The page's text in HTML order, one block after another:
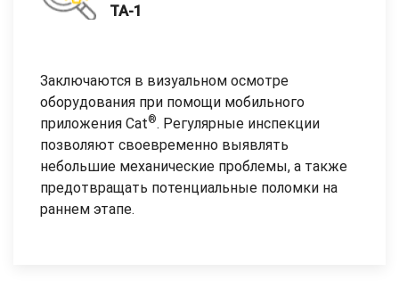
ТА-1
Заключаются в визуальном осмотре
оборудования при помощи мобильного
приложения Cat®. Регулярные инспекции
позволяют своевременно выявлять
небольшие механические проблемы, а также
предотвращать потенциальные поломки на
раннем этапе.